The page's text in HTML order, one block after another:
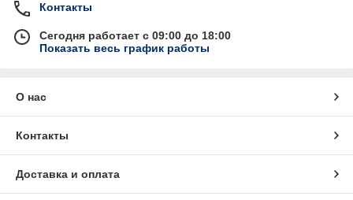
Контакты
Сегодня работает с 09:00 до 18:00
Показать весь график работы
О нас
Контакты
Доставка и оплата